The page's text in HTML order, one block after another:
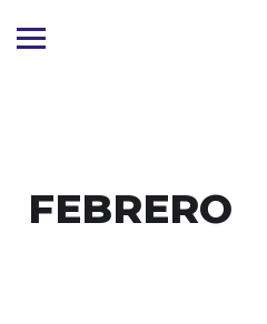
FEBRERO